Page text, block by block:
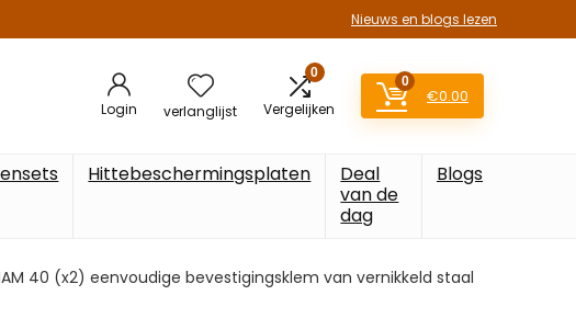
Nieuws en blogs lezen
Login verlanglijst
0
Vergelijken
0
€0.00
Hittebeschermingsplaten
Deal
van de
dag
Blogs
DIAM 40 (x2) eenvoudige bevestigingsklem van vernikkeld staal